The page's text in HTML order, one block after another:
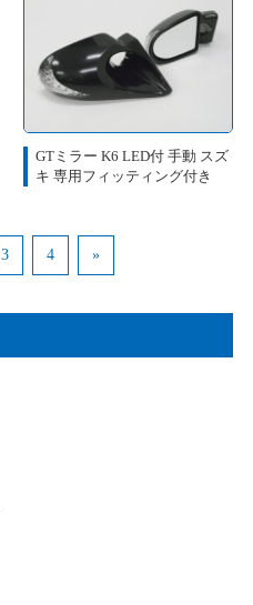
GTミラー K6 LED付 手動 スズ
キ 専用フィッティング付き
3 4 »